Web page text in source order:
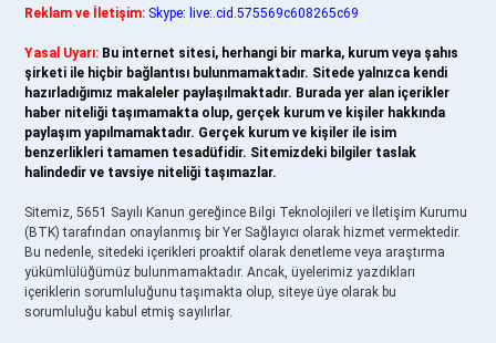
Reklam ve İletişim: Skype: live:.cid.575569c608265c69
Yasal Uyarı: Bu internet sitesi, herhangi bir marka, kurum veya şahıs
şirketi ile hiçbir bağlantısı bulunmamaktadır. Sitede yalnızca kendi
hazırladığımız makaleler paylaşılmaktadır. Burada yer alan içerikler
haber niteliği taşımamakta olup, gerçek kurum ve kişiler hakkında
paylaşım yapılmamaktadır. Gerçek kurum ve kişiler ile isim
benzerlikleri tamamen tesadüfidir. Sitemizdeki bilgiler taslak
halindedir ve tavsiye niteliği taşımazlar.
Sitemiz, 5651 Sayılı Kanun gereğince Bilgi Teknolojileri ve İletişim Kurumu
(BTK) tarafından onaylanmış bir Yer Sağlayıcı olarak hizmet vermektedir.
Bu nedenle, sitedeki içerikleri proaktif olarak denetleme veya araştırma
yükümlülüğümüz bulunmamaktadır. Ancak, üyelerimiz yazdıkları
içeriklerin sorumluluğunu taşımakta olup, siteye üye olarak bu
sorumluluğu kabul etmiş sayılırlar.